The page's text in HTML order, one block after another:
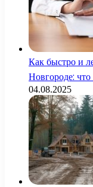
Как быстро и
Новгороде:
04.08.2025